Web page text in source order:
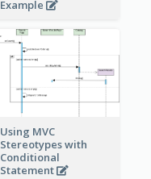
Example
Using MVC
Stereotypes with
Conditional
Statement